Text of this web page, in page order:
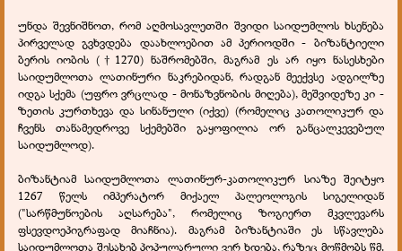
უნდა შევნიშნოთ, რომ აღმოსავლეთში შვიდი საიდუმლოს ხსენება
პირველად გვხვდება დაახლოებით ამ პერიოდში - ბიზანტიელი
ბერის იობის (†1270) ნაშრომებში, მაგრამ ეს არ იყო ნასესხები
საიდუმლოთა ლათინური ნაკრებიდან, რადგან მეექვსე ადგილზე
იდგა სქემა (უფრო ვრცლად - მონაზვნობის მიღება), მეშვიდეზე კი -
ზეთის კურთხევა და სინანული (იქვე) (რომელიც კათოლიკურ და
ჩვენს თანამედროვე სქემებში გაყოფილია ორ განცალკევებულ
საიდუმლოდ).
ბიზანტიამ საიდუმლოთა ლათინურ-კათოლიკურ სიაზე შეიტყო
1267 წელს იმპერატორ მიქაელ პალეოლოგის სიგელიდან
("სარწმუნოების აღსარება", რომელიც ზოგიერთ მკვლევარს
ფსევდოეპიგრაფად მიაჩნია). მაგრამ ბიზანტიაში ეს სწავლება
საიდუმლოთა შესახებ პოპულარული ვერ ხდება, რაზეც მოწმობს წმ.